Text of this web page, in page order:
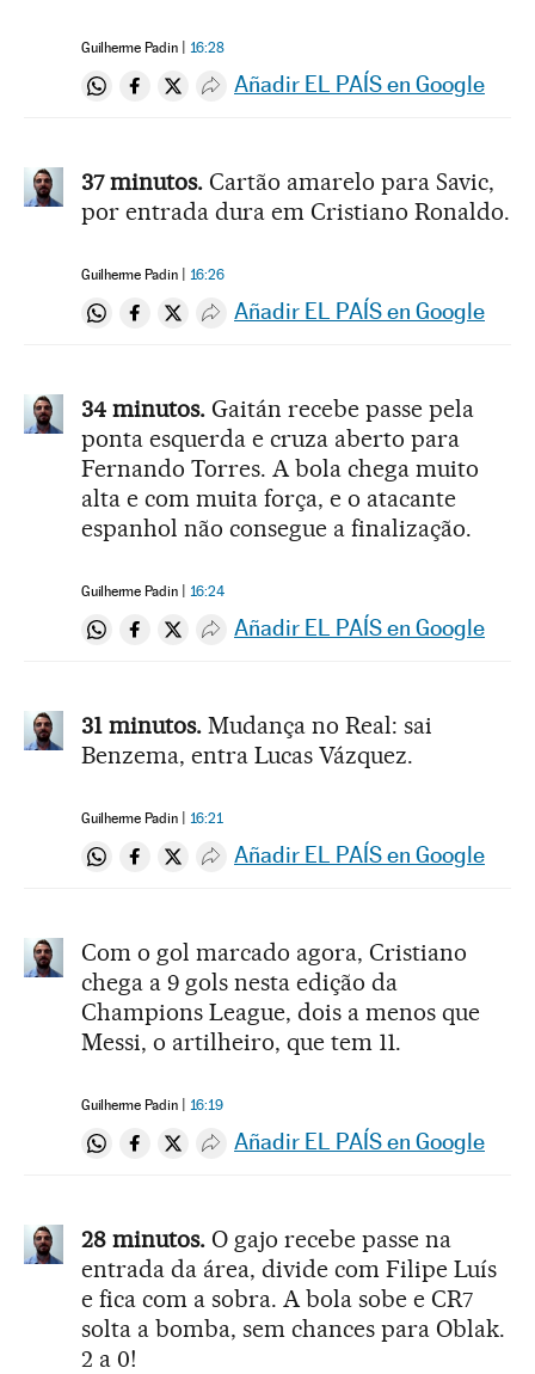
Guilherme Padin 16:28
Compartir en Whatsapp
Compartir en Facebook
Compartir en Twitter
Desplegar Redes Sociales
Añadir EL PAÍS en Google
37 minutos. Cartão amarelo para Savic,
por entrada dura em Cristiano Ronaldo.
Guilherme Padin 16:26
Compartir en Whatsapp
Compartir en Facebook
Compartir en Twitter
Desplegar Redes Sociales
Añadir EL PAÍS en Google
34 minutos. Gaitán recebe passe pela
ponta esquerda e cruza aberto para
Fernando Torres. A bola chega muito
alta e com muita força, e o atacante
espanhol não consegue a finalização.
Guilherme Padin 16:24
Compartir en Whatsapp
Compartir en Facebook
Compartir en Twitter
Desplegar Redes Sociales
Añadir EL PAÍS en Google
31 minutos. Mudança no Real: sai
Benzema, entra Lucas Vázquez.
Guilherme Padin 16:21
Compartir en Whatsapp
Compartir en Facebook
Compartir en Twitter
Desplegar Redes Sociales
Añadir EL PAÍS en Google
Com o gol marcado agora, Cristiano
chega a 9 gols nesta edição da
Champions League, dois a menos que
Messi, o artilheiro, que tem 11.
Guilherme Padin 16:19
Compartir en Whatsapp
Compartir en Facebook
Compartir en Twitter
Desplegar Redes Sociales
Añadir EL PAÍS en Google
28 minutos. O gajo recebe passe na
entrada da área, divide com Filipe Luís
e fica com a sobra. A bola sobe e CR7
solta a bomba, sem chances para Oblak.
2 a 0!